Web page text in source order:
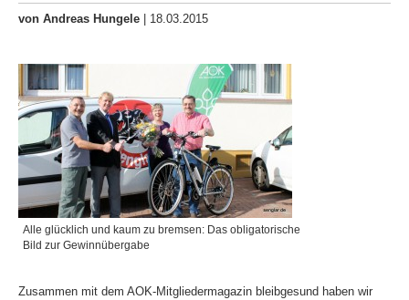
von Andreas Hungele | 18.03.2015
Alle glücklich und kaum zu bremsen: Das obligatorische
Bild zur Gewinnübergabe
Zusammen mit dem AOK-Mitgliedermagazin bleibgesund haben wir